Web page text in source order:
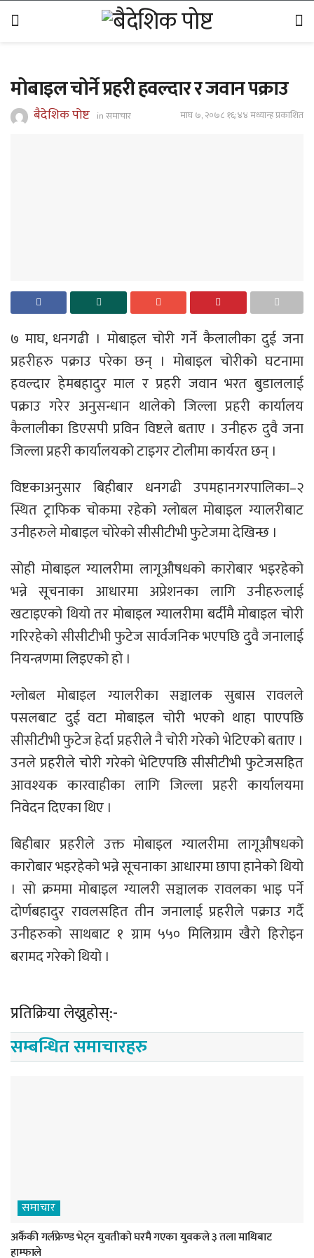
मोबाइल चोर्ने प्रहरी हवल्दार र जवान पक्राउ
बैदेशिक पोष्ट inसमाचार माघ ७, २०७८ १६;४४ मध्यान्ह प्रकाशित
७ माघ, धनगढी । मोबाइल चोरी गर्ने कैलालीका दुई जना
प्रहरीहरु पक्राउ परेका छन् । मोबाइल चोरीको घटनामा
हवल्दार हेमबहादुर माल र प्रहरी जवान भरत बुडाललाई
पक्राउ गरेर अनुसन्धान थालेको जिल्ला प्रहरी कार्यालय
कैलालीका डिएसपी प्रविन विष्टले बताए । उनीहरु दुवै जना
जिल्ला प्रहरी कार्यालयको टाइगर टोलीमा कार्यरत छन् ।
विष्टकाअनुसार बिहीबार धनगढी उपमहानगरपालिका–२
स्थित ट्राफिक चोकमा रहेको ग्लोबल मोबाइल ग्यालरीबाट
उनीहरुले मोबाइल चोरेको सीसीटीभी फुटेजमा देखिन्छ ।
सोही मोबाइल ग्यालरीमा लागूऔषधको कारोबार भइरहेको
भन्ने सूचनाका आधारमा अप्रेशनका लागि उनीहरुलाई
खटाइएको थियो तर मोबाइल ग्यालरीमा बर्दीमै मोबाइल चोरी
गरिरहेको सीसीटीभी फुटेज सार्वजनिक भएपछि दुुवै जनालाई
नियन्त्रणमा लिइएको हो ।
ग्लोबल मोबाइल ग्यालरीका सञ्चालक सुबास रावलले
पसलबाट दुई वटा मोबाइल चोरी भएको थाहा पाएपछि
सीसीटीभी फुटेज हेर्दा प्रहरीले नै चोरी गरेको भेटिएको बताए ।
उनले प्रहरीले चोरी गरेको भेटिएपछि सीसीटीभी फुटेजसहित
आवश्यक कारवाहीका लागि जिल्ला प्रहरी कार्यालयमा
निवेदन दिएका थिए ।
बिहीबार प्रहरीले उक्त मोबाइल ग्यालरीमा लागूऔषधको
कारोबार भइरहेको भन्ने सूचनाका आधारमा छापा हानेको थियो
। सो क्रममा मोबाइल ग्यालरी सञ्चालक रावलका भाइ पर्ने
दोर्णबहादुर रावलसहित तीन जनालाई प्रहरीले पक्राउ गर्दै
उनीहरुको साथबाट १ ग्राम ५५० मिलिग्राम खैरो हिरोइन
बरामद गरेको थियो ।
प्रतिक्रिया लेख्नुहोस्:-
सम्बन्धित समाचारहरु
समाचार
अर्कैकी गर्लफ्रेण्ड भेट्न युवतीको घरमै गएका युवकले ३ तला माथिबाट
हाम्फाले